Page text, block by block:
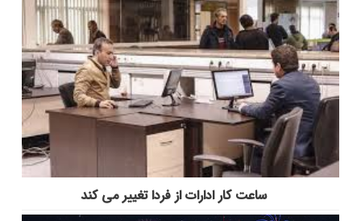
ساعت کار ادارات از فردا تغییر می کند